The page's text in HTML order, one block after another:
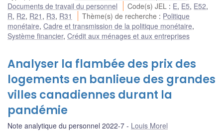
Documents de travail du personnel
Code(s) JEL : E, E5, E52,
R, R2, R21 , R3, R31 Thème(s) de recherche : Politique
monétaire, Cadre et transmission de la politique monétaire,
Système financier, Crédit aux ménages et aux entreprises
Analyser la flambée des prix des
logements en banlieue des grandes
villes canadiennes durant la
pandémie
Note analytique du personnel 2022-7 Louis Morel